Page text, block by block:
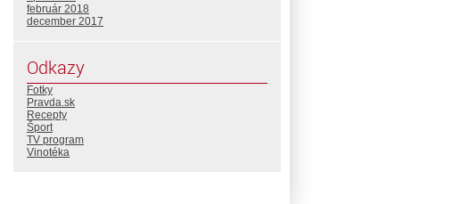
február 2018
december 2017
Odkazy
Fotky
Pravda.sk
Recepty
Šport
TV program
Vinotéka